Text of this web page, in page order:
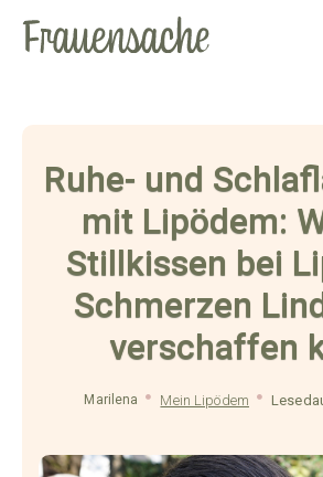
Ruhe- und
mit Lipödem:
Stillkissen bei
Schmerzen
verschaffen
Marilena Mein Lipödem